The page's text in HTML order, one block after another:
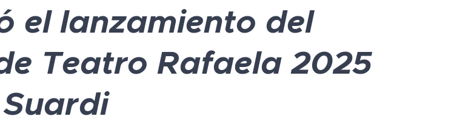
el lanzamiento del
Teatro Rafaela 2025